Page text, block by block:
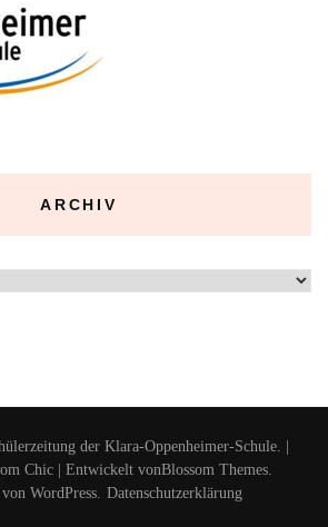
ARCHIV
der Klara-Oppenheimer-Schule. |
Chic | Entwickelt vonBlossom Themes.
WordPress. Datenschutzerklärung